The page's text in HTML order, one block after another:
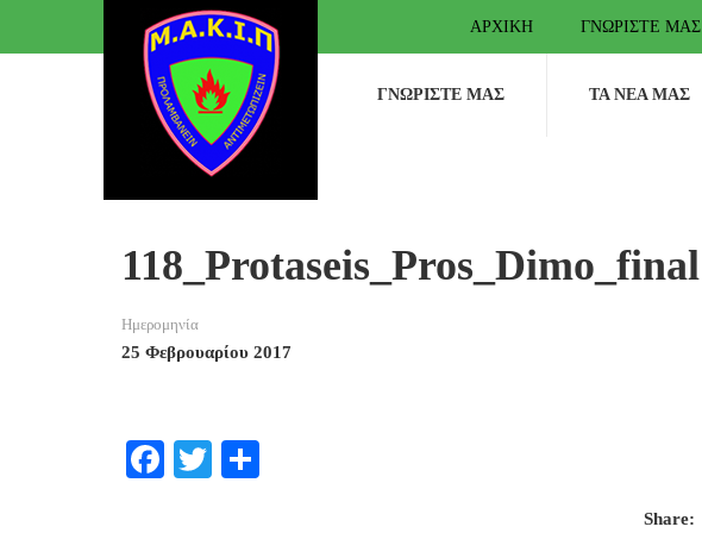
ΑΡΧΙΚΉ ΓΝΩΡΊΣΤΕ ΜΑΣ
ΓΝΩΡΊΣΤΕ ΜΑΣ ΤΑ ΝΈΑ ΜΑΣ
118_Protaseis_Pros_Dimo_final
Ημερομηνία
25 Φεβρουαρίου 2017
Facebook
Twitter
Share: